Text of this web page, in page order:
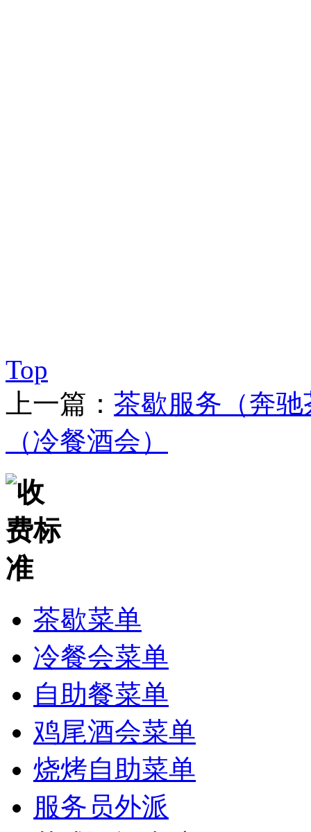
Top
上一篇： 茶歇服务（奔驰
（冷餐酒会）
茶歇菜单
冷餐会菜单
自助餐菜单
鸡尾酒会菜单
烧烤自助菜单
服务员外派